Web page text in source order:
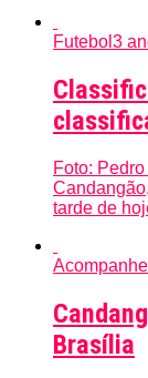
Futebol 3
Foto:
tarde de
Brasília